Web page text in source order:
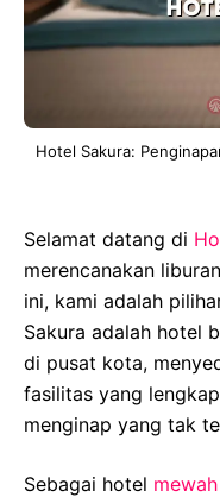
Hotel Sakura:
Selamat datang di
merencanakan
ini, kami adalah
Sakura adalah hotel
di pusat kota,
fasilitas yang
menginap yang tak
Sebagai hotel mewah